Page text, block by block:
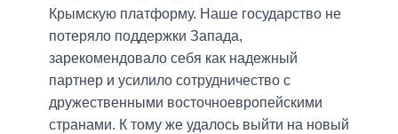
Крымскую платформу. Наше государство не
потеряло поддержки Запада,
зарекомендовало себя как надежный
партнер и усилило сотрудничество с
дружественными восточноевропейскими
странами. К тому же удалось выйти на новый